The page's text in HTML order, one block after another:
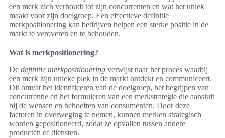
een merk zich verhoudt tot zijn concurrenten en wat het uniek
maakt voor zijn doelgroep. Een effectieve definitie
merkpositionering kan bedrijven helpen een sterke positie in de
markt te veroveren en te behouden.
Wat is merkpositionering?
De definitie merkpositionering verwijst naar het proces waarbij
een merk zijn unieke plek in de markt ontdekt en communiceert.
Dit omvat het identificeren van de doelgroep, het begrijpen van
concurrentie en het formuleren van een merkstrategie die aansluit
bij de wensen en behoeften van consumenten. Door deze
factoren in overweging te nemen, kunnen merken strategisch
worden gepositioneerd, zodat ze opvallen tussen andere
producten of diensten.